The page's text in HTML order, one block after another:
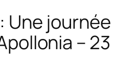
Une journée
– 23